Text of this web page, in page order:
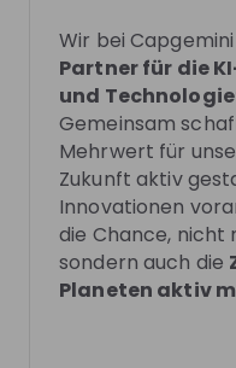
one mentor has been
Live streams
There are no
Make sure to follow
updates on
Wir bei
Partner für die
und
Gemeinsam
Mehrwert für
Zukunft aktiv
Innovationen
die Chance, nicht
sondern auch die
Planeten aktiv